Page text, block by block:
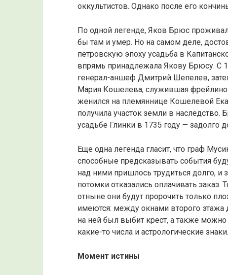
оккультистов. Однако после его
По одной легенде, Яков Брюс
бы там и умер. Но на самом деле,
петровскую эпоху усадьба в
впрямь принадлежала Якову Брюсу. С
генерал-аншеф Дмитрий Шепелев,
Мария Кошелева, служившая
женился на племяннице Кошелевой
получила участок земли в
усадьбе Глинки в 1735 году — задолго
Еще одна легенда гласит, что граф
способные предсказывать события
над ними пришлось трудиться долго, и
потомки отказались оплачивать
отныне они будут пророчить только
имеются: между окнами второго этажа
на ней был выбит крест, а также
какие-то числа и астрологические
Момент истины